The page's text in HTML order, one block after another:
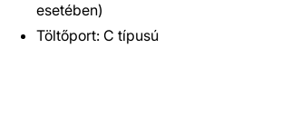
esetében)
Töltőport: C típusú